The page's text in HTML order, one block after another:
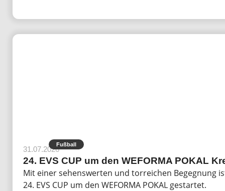
Fußball
31.07.2026
24. EVS CUP um den WEFORMA POKAL
Mit einer sehenswerten und torreichen Begegnung
24. EVS CUP um den WEFORMA POKAL gestartet.